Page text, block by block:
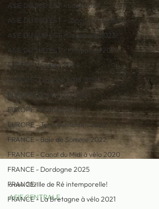
ASIE DU SUD EST - Laos 2023
ASIE DU SUD EST - Japon 2023/2025
ASIE DU SUD EST -Singapour 2023
ASIE DU SUD EST - Philippines 2024
EUROPE - Ecosse 2024
EUROPE- Espagne 2016, 2025
EUROPE - Italie 2021, 2025
EUROPE - Suède 2026
EUROPE - Tyrol autrichien 2025
FRANCE - Baie de Somme 2022
FRANCE - Canal du Midi à vélo 2020
FRANCE - Dordogne 2025
FRANCE- Ile de Ré intemporelle!
FRANCE - La Bretagne à vélo 2021